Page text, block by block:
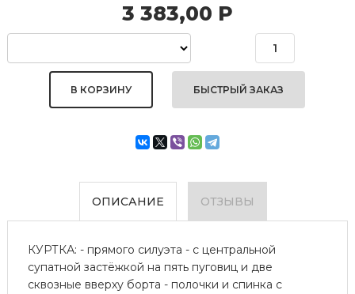
3 383,00 Р
БЫСТРЫЙ ЗАКАЗ
ОПИСАНИЕ ОТЗЫВЫ
КУРТКА: - прямого силуэта - с центральной
супатной застёжкой на пять пуговиц и две
сквозные вверху борта - полочки и спинка с